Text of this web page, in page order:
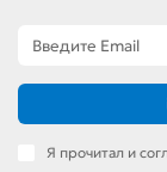
Я прочитал и